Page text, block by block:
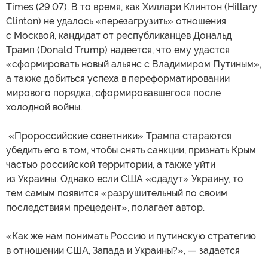
Times (29.07). В то время, как Хиллари Клинтон (Hillary
Clinton) не удалось «перезагрузить» отношения
с Москвой, кандидат от республиканцев Дональд
Трамп (Donald Trump) надеется, что ему удастся
«сформировать новый альянс с Владимиром Путиным»,
а также добиться успеха в переформатировании
мирового порядка, сформировавшегося после
холодной войны.
«Пророссийские советники» Трампа стараются
убедить его в том, чтобы снять санкции, признать Крым
частью российской территории, а также уйти
из Украины. Однако если США «сдадут» Украину, то
тем самым появится «разрушительный по своим
последствиям прецедент», полагает автор.
«Как же нам понимать Россию и путинскую стратегию
в отношении США, Запада и Украины?», — задается